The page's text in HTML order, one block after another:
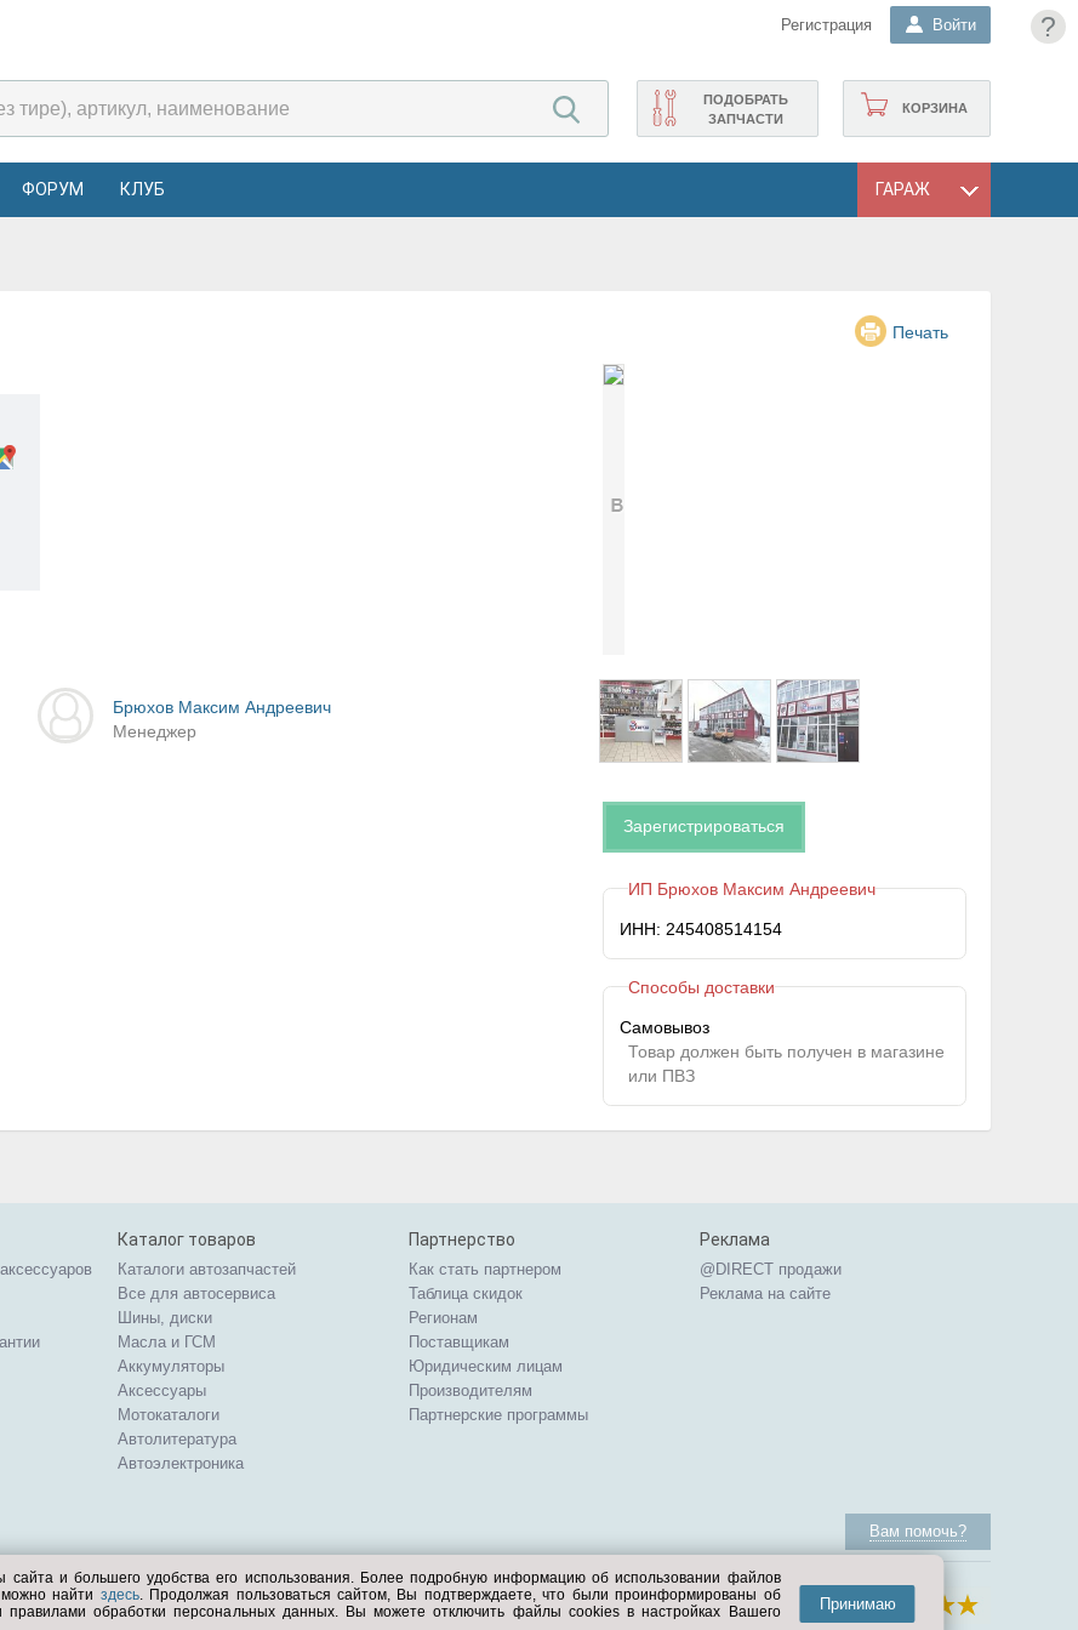
?
Регистрация Войти
КОРЗИНА
ПОДОБРАТЬ
ЗАПЧАСТИ
ФОРУМ КЛУБ ГАРАЖ
Печать
Брюхов Максим Андреевич
Менеджер
Зарегистрироваться
ИП Брюхов Максим Андреевич
ИНН: 245408514154
Способы доставки
Самовывоз
Товар должен быть получен в магазине
или ПВЗ
Каталог товаров
Каталоги автозапчастей
Все для автосервиса
Шины, диски
Масла и ГСМ
Аккумуляторы
Аксессуары
Мотокаталоги
Автолитература
Автоэлектроника
Партнерство
Как стать партнером
Таблица скидок
Регионам
Поставщикам
Юридическим лицам
Производителям
Партнерские программы
Реклама
@DIRECT продажи
Реклама на сайте
Вам помочь?
и большего удобства его использования. Более подробную информацию об использовании файлов
найти здесь. Продолжая пользоваться сайтом, Вы подтверждаете, что были проинформированы об
обработки персональных данных. Вы можете отключить файлы cookies в настройках Вашего
Принимаю